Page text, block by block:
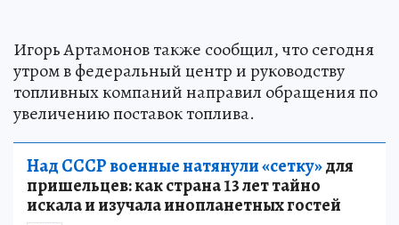
Игорь Артамонов также сообщил, что сегодня
утром в федеральный центр и руководству
топливных компаний направил обращения по
увеличению поставок топлива.
Над СССР военные натянули «сетку»для
пришельцев: как страна 13 лет тайно
искала и изучала инопланетных гостей